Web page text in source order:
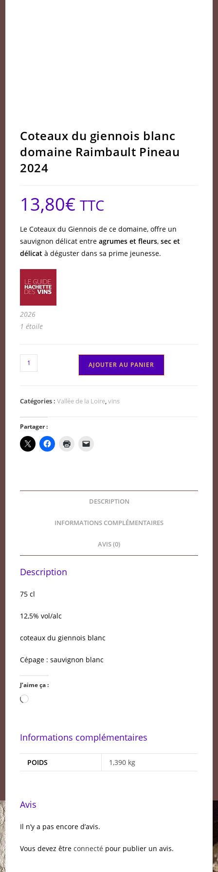
Coteaux du giennois blanc
domaine Raimbault Pineau
2024
13,80€ TTC
Le Coteaux du Giennois de ce domaine, offre un
sauvignon délicat entreagrumes et fleurs,sec et
délicat à déguster dans sa prime jeunesse.
2026
1 étoile
quantité
de
blanc
domaine
Raimbault
AJOUTER AU PANIER
Catégories :Vallée de la Loire ,vins
Partager :
DESCRIPTION
INFORMATIONS COMPLÉMENTAIRES
AVIS (0)
Description
75 cl
12,5% vol/alc
coteaux du giennois blanc
Cépage : sauvignon blanc
J’aime ça :
Chargement…
Informations complémentaires
POIDS 1,390 kg
Avis
Il n’y a pas encore d’avis.
Vous devez êtreconnecté pour publier un avis.